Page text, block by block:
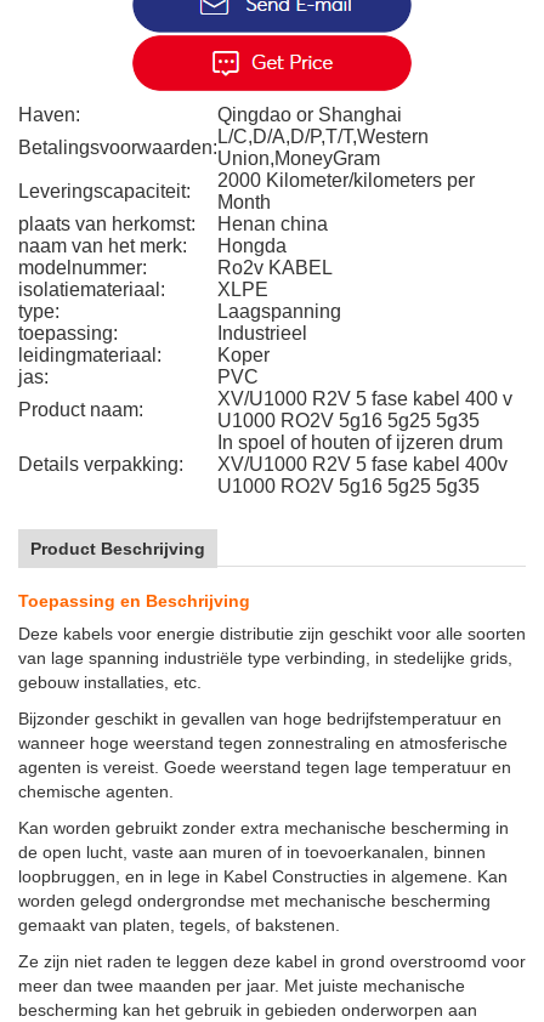
Haven:
Qingdao or Shanghai
Betalingsvoorwaarden:
L/C,D/A,D/P,T/T,Western
Union,MoneyGram
Leveringscapaciteit:
2000 Kilometer/kilometers per
Month
plaats van herkomst:
Henan china
naam van het merk:
Hongda
modelnummer:
Ro2v KABEL
isolatiemateriaal:
XLPE
type:
Laagspanning
toepassing:
Industrieel
leidingmateriaal:
Koper
jas:
PVC
Product naam:
XV/U1000 R2V 5 fase kabel 400 v
U1000 RO2V 5g16 5g25 5g35
Details verpakking:
In spoel of houten of ijzeren drum
XV/U1000 R2V 5 fase kabel 400v
U1000 RO2V 5g16 5g25 5g35
Product Beschrijving
Toepassing en Beschrijving
Deze kabels voor energie distributie zijn geschikt voor alle soorten
van lage spanning industriële type verbinding, in stedelijke grids,
gebouw installaties, etc.
Bijzonder geschikt in gevallen van hoge bedrijfstemperatuur en
wanneer hoge weerstand tegen zonnestraling en atmosferische
agenten is vereist. Goede weerstand tegen lage temperatuur en
chemische agenten.
Kan worden gebruikt zonder extra mechanische bescherming in
de open lucht, vaste aan muren of in toevoerkanalen, binnen
loopbruggen, en in lege in Kabel Constructies in algemene. Kan
worden gelegd ondergrondse met mechanische bescherming
gemaakt van platen, tegels, of bakstenen.
Ze zijn niet raden te leggen deze kabel in grond overstroomd voor
meer dan twee maanden per jaar. Met juiste mechanische
bescherming kan het gebruik in gebieden onderworpen aan